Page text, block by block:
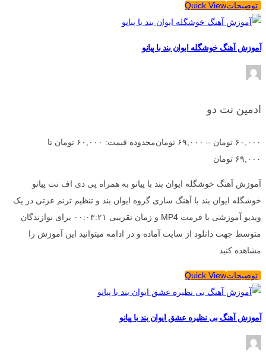
توضیحاتQuick View
آموزش آهنگ خوشگله ایوان بند با پیانو
ادمین نت دو
۶۰,۰۰۰ تومان – ۶۹,۰۰۰ تومان
محدوده قیمت: ۶۰,۰۰۰ تومان تا
۶۹,۰۰۰ تومان
آموزش آهنگ خوشگله ایوان بند با پیانو به همراه پی دی اف نت پیانو
خوشگله ایوان بند با آهنگ سازی گروه ایوان بند و تنظیم ترنم عزتی در یک
ویدیو آموزشی با فرمت MP4 و زمان تقریبی ۰۰:۰۳:۲۱ برای نوازندگان
متوسط جهت دانلود از سایت آماده و در ادامه میتوانید این آموزش را
مشاهده کنید
توضیحاتQuick View
آموزش آهنگ بی نظیره عشق ایوان بند با پیانو